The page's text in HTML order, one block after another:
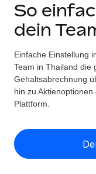
WELTWEITE
Globale
Einfache,
Employer of
Weltweites
Contractor
Lösungen
WELTWEITE
Country
Einfache
Ressourcen
TOOLS UND
Preise
So
dein
Einfache Einstellung
Team in Thailand die
Gehaltsabrechnung
hin zu
Plattform.